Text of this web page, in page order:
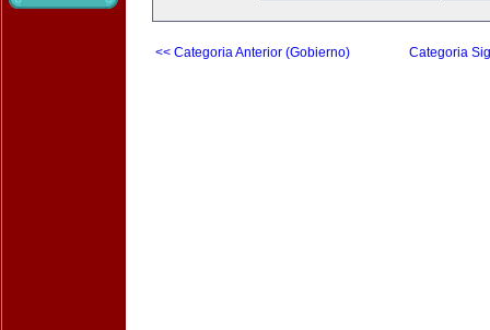
<< Categoria Anterior (Gobierno) Categoria